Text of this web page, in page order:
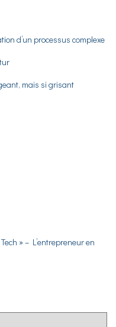
d’un processus complexe
mais si grisant
» – L’entrepreneur en